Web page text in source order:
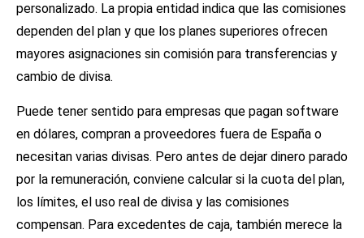
personalizado. La propia entidad indica que las comisiones
dependen del plan y que los planes superiores ofrecen
mayores asignaciones sin comisión para transferencias y
cambio de divisa.
Puede tener sentido para empresas que pagan software
en dólares, compran a proveedores fuera de España o
necesitan varias divisas. Pero antes de dejar dinero parado
por la remuneración, conviene calcular si la cuota del plan,
los límites, el uso real de divisa y las comisiones
compensan. Para excedentes de caja, también merece la